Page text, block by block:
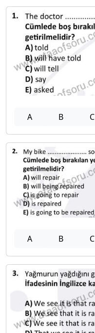
A B C
A B C